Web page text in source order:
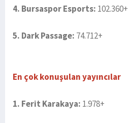
4. Bursaspor Esports: 102.360+
5. Dark Passage: 74.712+
En çok konuşulan yayıncılar
1. Ferit Karakaya: 1.978+